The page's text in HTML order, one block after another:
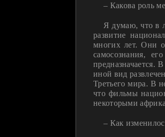
– Какова роль
Я думаю, что в
развитие
многих лет. Они
самосознания,
предназначается.
иной вид
Третьего мира. В
что фильмы
некоторыми
– Как